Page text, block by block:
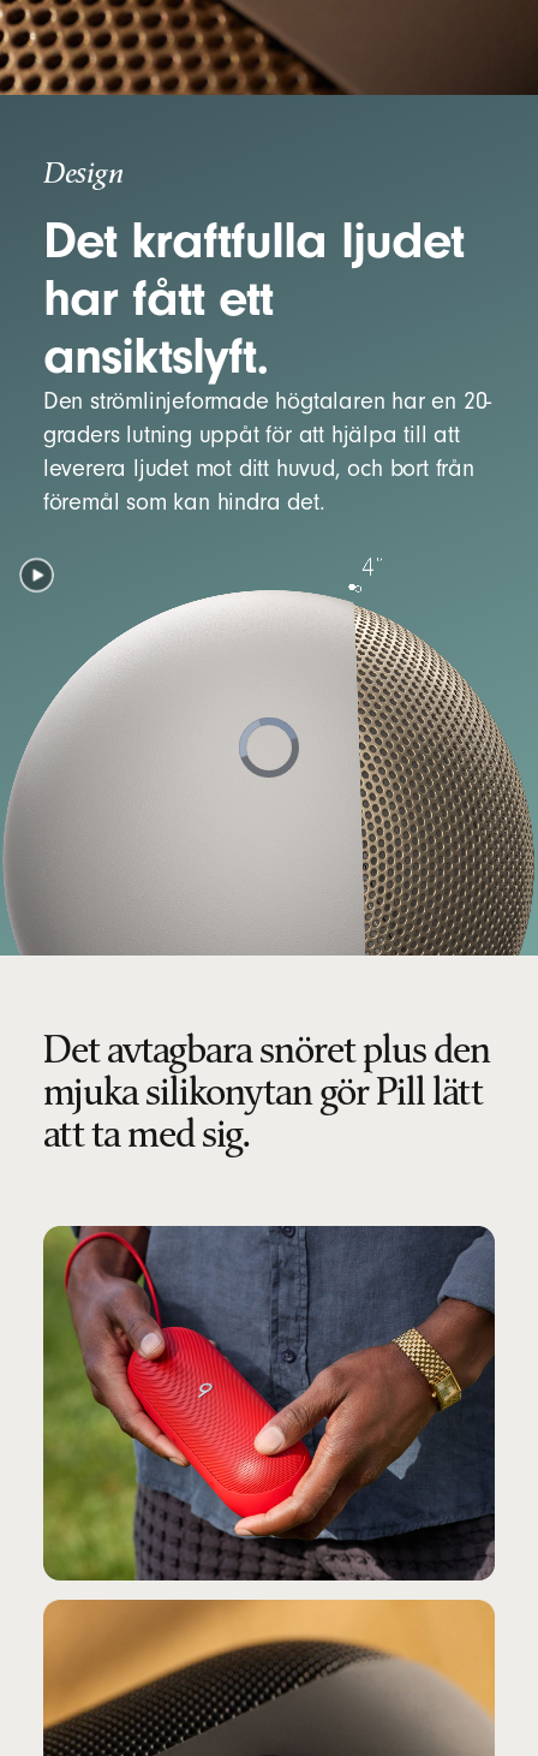
Design
Det kraftfulla ljudet
har fått ett
ansiktslyft.
Den strömlinjeformade högtalaren har en 20-
graders lutning uppåt för att hjälpa till att
leverera ljudet mot ditt huvud, och bort från
föremål som kan hindra det.
Det avtagbara snöret plus den
mjuka silikonytan gör Pill lätt
att ta med sig.